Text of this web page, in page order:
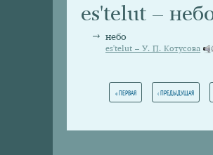
es'telut –
небо
es'telut – У. П. Котусова
Страницы
« ПЕРВАЯ ‹ ПРЕДЫДУЩАЯ